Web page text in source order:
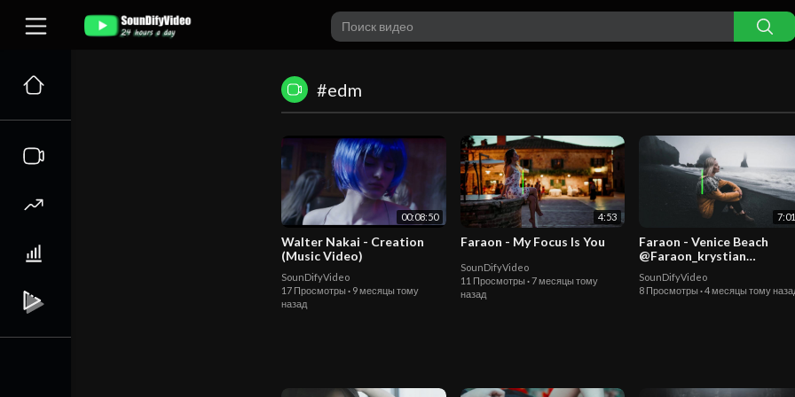
#edm
00:08:50
Walter Nakai - Creation
(Music Video)
SounDifyVideo
17 Просмотры · 9 месяцы тому
назад
4:53
Faraon - My Focus Is You
SounDifyVideo
11 Просмотры ·7 месяцы тому
назад
7:01
Faraon - Venice Beach
@Faraon_krystian
#dancemusic2026
#deephousemusic #spotify
#carmusic #edm
SounDifyVideo
8 Просмотры ·4 месяцы тому